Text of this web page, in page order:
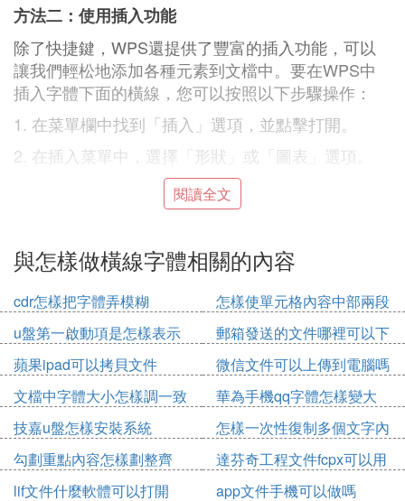
方法二：使用插入功能
除了快捷鍵，WPS還提供了豐富的插入功能，可以
讓我們輕松地添加各種元素到文檔中。要在WPS中
插入字體下面的橫線，您可以按照以下步驟操作：
1. 在菜單欄中找到「插入」選項，並點擊打開。
2. 在插入菜單中，選擇「形狀」或「圖表」選項。
3. 在形狀或圖表庫中找到一條線的圖標，點擊插入。
方法三：使用段落邊框
功能，可以讓我們更加靈活地控制文字下方的橫線。
要使用段落邊框功能，在WPS中執行以下步驟：
1. 選中您想要添加橫線的文欄位落。
2. 在菜單欄中找到「格式」選項，並點擊打開。
3. 在格式菜單中，選擇「段落邊框」選項。
4. 在段落邊框設置中，選擇合適的線條樣式、粗細和
顏色。
閱讀全文
與怎樣做橫線字體相關的內容
cdr怎樣把字體弄模糊
怎樣使單元格內容中部兩段
對齊
u盤第一啟動項是怎樣表示
的
郵箱發送的文件哪裡可以下
載
蘋果ipad可以拷貝文件
微信文件可以上傳到電腦嗎
文檔中字體大小怎樣調一致
華為手機qq字體怎樣變大
技嘉u盤怎樣安裝系統
怎樣一次性復制多個文字內
容
勾劃重點內容怎樣劃整齊
達芬奇工程文件fcpx可以用
lif文件什麼軟體可以打開 app文件手機可以做嗎